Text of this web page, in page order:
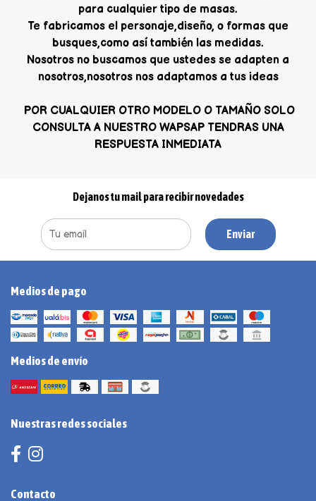
para cualquier tipo de masas.
Te fabricamos el personaje,diseño, o formas que
busques,como así también las medidas.
Nosotros no buscamos que ustedes se adapten a
nosotros,nosotros nos adaptamos a tus ideas
POR CUALQUIER OTRO MODELO O TAMAÑO SOLO
CONSULTA A NUESTRO WAPSAP TENDRAS UNA
RESPUESTA INMEDIATA
Dejanos tu mail para recibir novedades
Enviar
Medios de pago
Medios de envío
Nuestras redes sociales
Contacto